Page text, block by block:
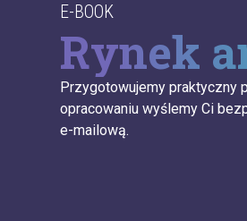
E-BOOK
Rynek
Przygotowujemy praktyczny
opracowaniu wyślemy Ci
e-mailową.